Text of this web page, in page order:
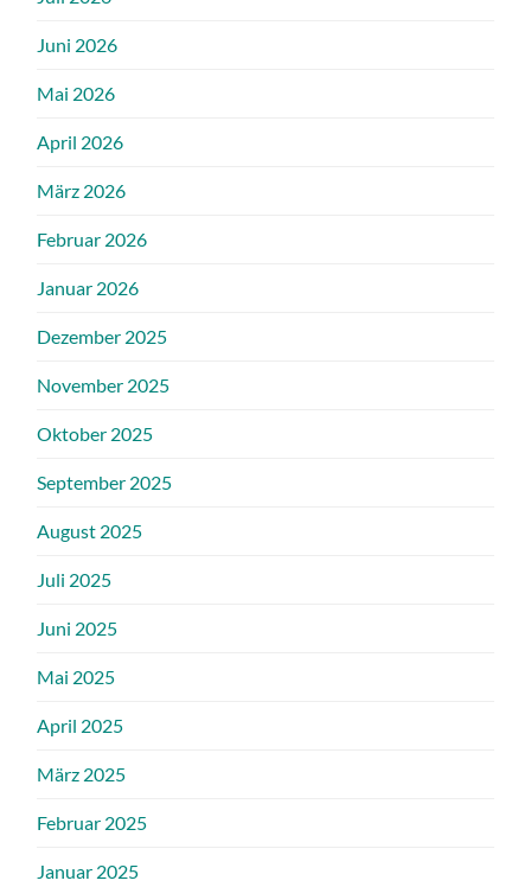
Juni 2026
Mai 2026
April 2026
März 2026
Februar 2026
Januar 2026
Dezember 2025
November 2025
Oktober 2025
September 2025
August 2025
Juli 2025
Juni 2025
Mai 2025
April 2025
März 2025
Februar 2025
Januar 2025